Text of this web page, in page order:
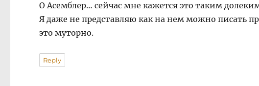
О Асемблер… сейчас мне кажется это таким
Я даже не представляю как на нем можно писать
это муторно.
Reply